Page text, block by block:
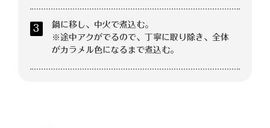
3
鍋に移し、中火で煮込む。
※途中アクがでるので、丁寧に取り除き、全体
がカラメル色になるまで煮込む。